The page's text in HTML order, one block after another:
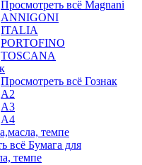
Просмотреть всё Magnani
ANNIGONI
ITALIA
PORTOFINO
TOSCANA
Просмотреть всё Гознак
А2
А3
А4
темпе
всё Бумага для
темпе